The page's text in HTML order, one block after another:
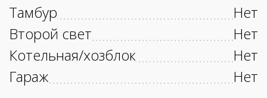
Тамбур
Нет
Второй свет
Нет
Котельная/хозблок
Нет
Гараж
Нет